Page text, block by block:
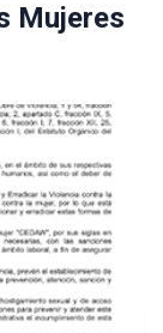
Mujeres